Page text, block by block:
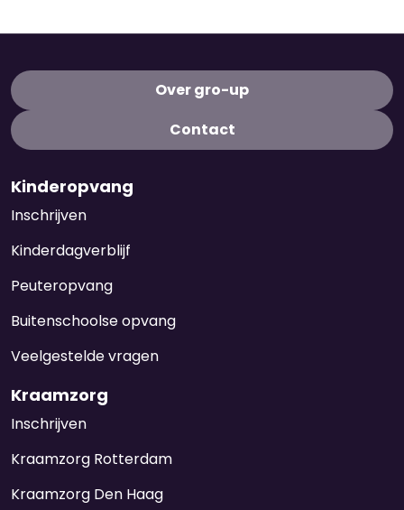
Over gro-up
Contact
Kinderopvang
Inschrijven
Kinderdagverblijf
Peuteropvang
Buitenschoolse opvang
Veelgestelde vragen
Kraamzorg
Inschrijven
Kraamzorg Rotterdam
Kraamzorg Den Haag